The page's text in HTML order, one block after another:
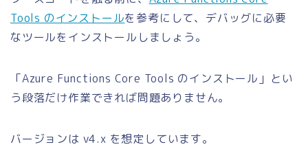
Tools のインストールを参考にして、デバッグに必要
なツールをインストールしましょう。
「Azure Functions Core Tools のインストール 」とい
う段落だけ作業できれば問題ありません。
バージョンは v4.x を想定しています。